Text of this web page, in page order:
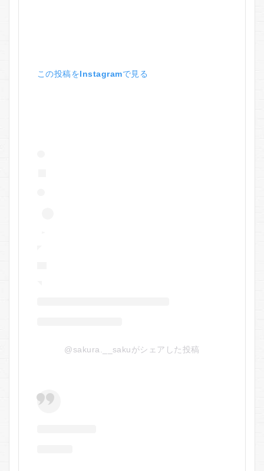
この投稿をInstagramで見る
@sakura.__sakuがシェアした投稿